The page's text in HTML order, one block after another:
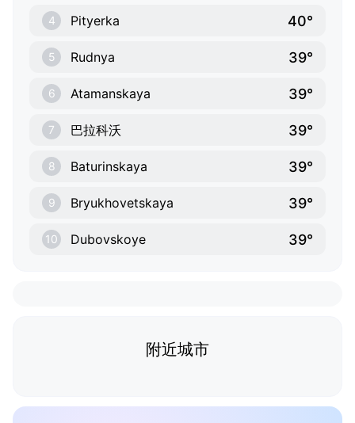
4 Pityerka 40°
5 Rudnya 39°
6 Atamanskaya 39°
7 巴拉科沃 39°
8 Baturinskaya 39°
9 Bryukhovetskaya 39°
10 Dubovskoye 39°
附近城市